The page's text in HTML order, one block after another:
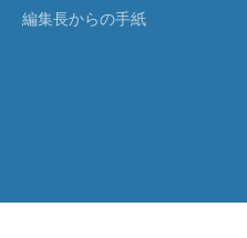
編集長からの手紙